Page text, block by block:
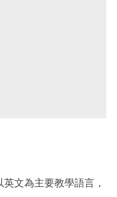
文為主要教學語言，